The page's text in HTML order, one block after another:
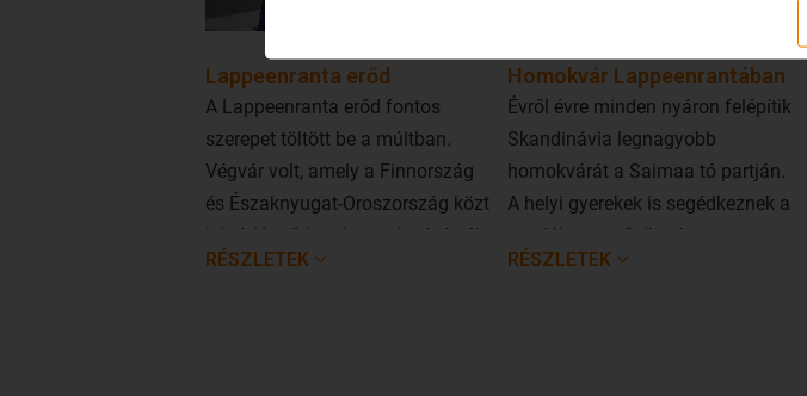
Lappeenranta erőd
A Lappeenranta erőd fontos
szerepet töltött be a múltban.
Végvár volt, amely a Finnország
és Északnyugat-Oroszország közt
húzódó erődrendszer részévé vált.
Évszázadokon keresztül védte a
RÉSZLETEK
Homokvár Lappeenrantában
Évről évre minden nyáron felépítik
Skandinávia legnagyobb
homokvárát a Saimaa tó partján.
A helyi gyerekek is segédkeznek a
csodálatos műalkotás
létrehozásában, amely minden
RÉSZLETEK